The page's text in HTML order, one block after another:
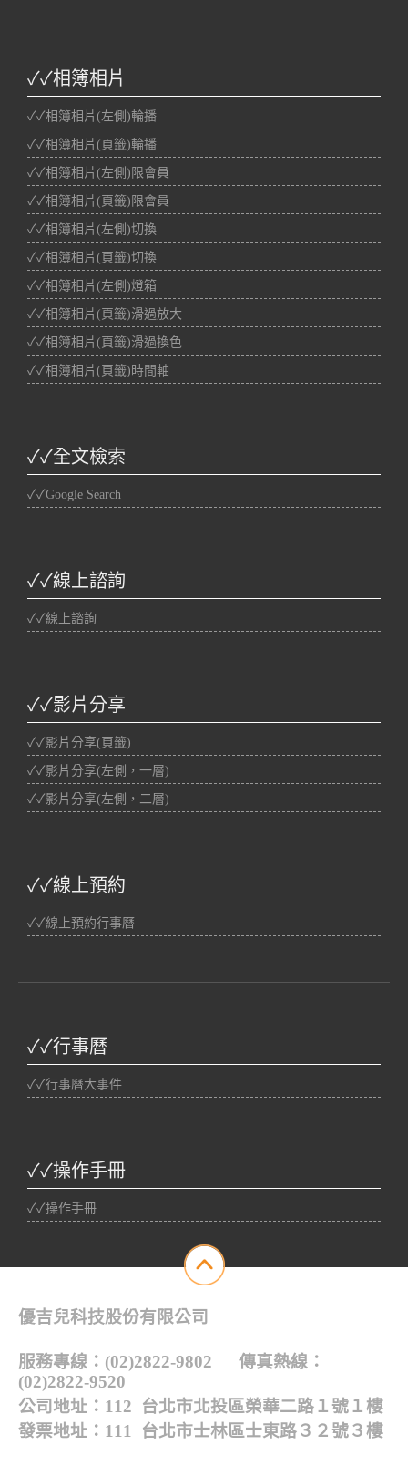
✓✓相簿相片
✓✓相簿相片(左側)輪播
✓✓相簿相片(頁籤)輪播
✓✓相簿相片(左側)限會員
✓✓相簿相片(頁籤)限會員
✓✓相簿相片(左側)切換
✓✓相簿相片(頁籤)切換
✓✓相簿相片(左側)燈箱
✓✓相簿相片(頁籤)滑過放大
✓✓相簿相片(頁籤)滑過換色
✓✓相簿相片(頁籤)時間軸
✓✓全文檢索
✓✓Google Search
✓✓線上諮詢
✓✓線上諮詢
✓✓影片分享
✓✓影片分享(頁籤)
✓✓影片分享(左側，一層)
✓✓影片分享(左側，二層)
✓✓線上預約
✓✓線上預約行事曆
✓✓行事曆
✓✓行事曆大事件
✓✓操作手冊
✓✓操作手冊
優吉兒科技股份有限公司
服務專線：(02)2822-9802 傳真熱線：
(02)2822-9520
公司地址：112 台北市北投區榮華二路１號１樓
發票地址：111 台北市士林區士東路３２號３樓